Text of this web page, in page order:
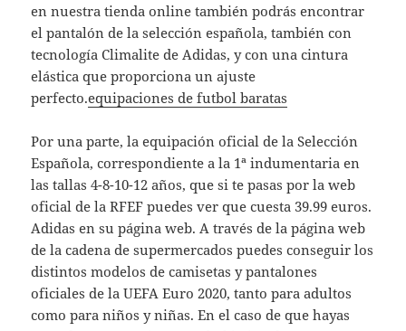
en nuestra tienda online también podrás encontrar
el pantalón de la selección española, también con
tecnología Climalite de Adidas, y con una cintura
elástica que proporciona un ajuste
perfecto.equipaciones de futbol baratas
Por una parte, la equipación oficial de la Selección
Española, correspondiente a la 1ª indumentaria en
las tallas 4-8-10-12 años, que si te pasas por la web
oficial de la RFEF puedes ver que cuesta 39.99 euros.
Adidas en su página web. A través de la página web
de la cadena de supermercados puedes conseguir los
distintos modelos de camisetas y pantalones
oficiales de la UEFA Euro 2020, tanto para adultos
como para niños y niñas. En el caso de que hayas